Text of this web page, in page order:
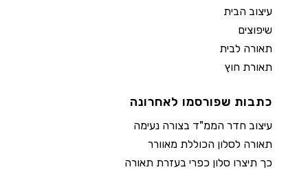
עיצוב הבית
שיפוצים
תאורה לבית
תאורת חוץ
כתבות שפורסמו לאחרונה
עיצוב חדר הממ"ד בצורה נעימה
תאורה לסלון הכוללת מאוורר
כך תיצרו סלון כפרי בעזרת תאורה